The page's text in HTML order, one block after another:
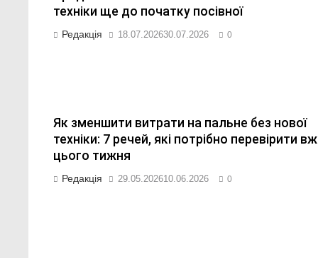
техніки ще до початку посівної
Редакція 18.07.202630.07.2026 0
Як зменшити витрати на пальне без нової
техніки: 7 речей, які потрібно перевірити
цього тижня
Редакція 29.05.202610.06.2026 0